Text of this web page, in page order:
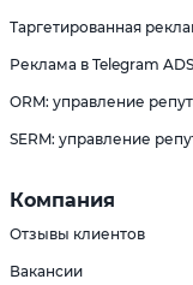
Таргетированная
Реклама в Telegram ADS
ORM: управление
SERM: управление
Компания
Отзывы клиентов
Вакансии